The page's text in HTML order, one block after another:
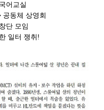
어교실
공동체 상영회
단 모임
일터 쟁취!